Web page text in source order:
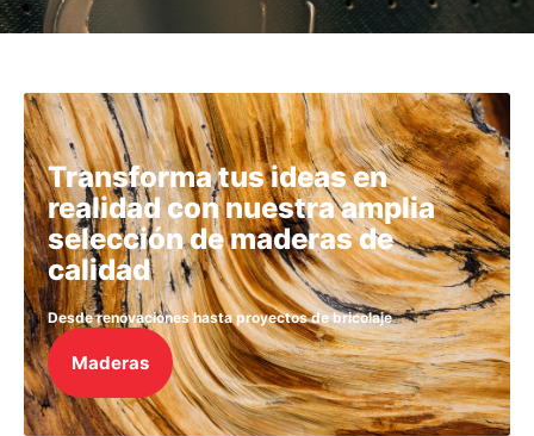
Transforma tus ideas en
realidad con nuestra amplia
selección de maderas de
calidad
Desde renovaciones hasta proyectos de bricolaje
Maderas